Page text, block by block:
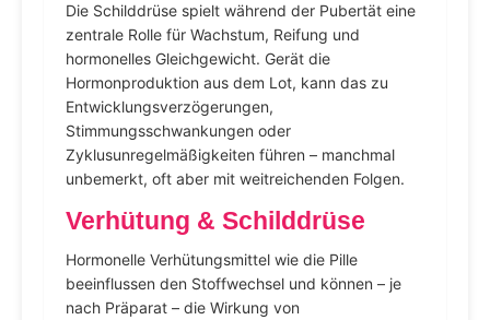
Die Schilddrüse spielt während der Pubertät eine
zentrale Rolle für Wachstum, Reifung und
hormonelles Gleichgewicht. Gerät die
Hormonproduktion aus dem Lot, kann das zu
Entwicklungsverzögerungen,
Stimmungsschwankungen oder
Zyklusunregelmäßigkeiten führen – manchmal
unbemerkt, oft aber mit weitreichenden Folgen.
Verhütung & Schilddrüse
Hormonelle Verhütungsmittel wie die Pille
beeinflussen den Stoffwechsel und können – je
nach Präparat – die Wirkung von